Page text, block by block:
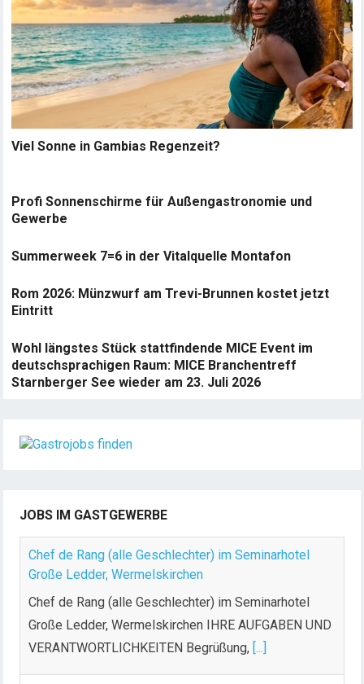
Viel Sonne in Gambias Regenzeit?
Profi Sonnenschirme für Außengastronomie und
Gewerbe
Summerweek 7=6 in der Vitalquelle Montafon
Rom 2026: Münzwurf am Trevi-Brunnen kostet jetzt
Eintritt
Wohl längstes Stück stattfindende MICE Event im
deutschsprachigen Raum: MICE Branchentreff
Starnberger See wieder am 23. Juli 2026
JOBS IM GASTGEWERBE
Chef de Rang (alle Geschlechter) im Seminarhotel
Große Ledder, Wermelskirchen
Chef de Rang (alle Geschlechter) im Seminarhotel
Große Ledder, Wermelskirchen IHRE AUFGABEN UND
VERANTWORTLICHKEITEN Begrüßung, [...]